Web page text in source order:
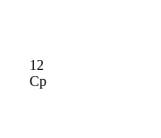
12
Ср